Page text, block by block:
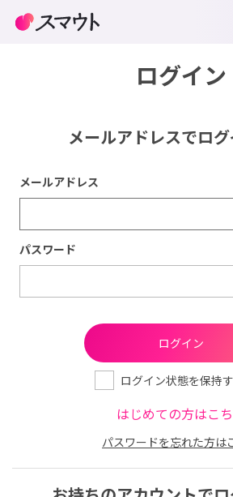
ログイン
メールアドレスでロ
メールアドレス
パスワード
ログイン状態を保持
はじめての方はこ
パスワードを忘れた方は